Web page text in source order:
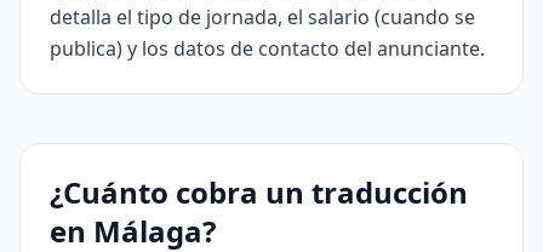
detalla el tipo de jornada, el salario (cuando se
publica) y los datos de contacto del anunciante.
¿Cuánto cobra un traducción
en Málaga?